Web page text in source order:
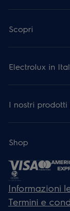
Scopri
Electrolux in
I nostri
Shop
Informazioni
Termini e